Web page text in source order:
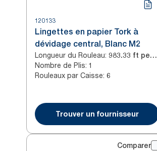
120133
Lingettes en papier Tork à
dévidage central, Blanc M2
Longueur du Rouleau: 983.33 ft per roll
Nombre de Plis: 1
Rouleaux par Caisse: 6
Trouver un fournisseur
Comparer